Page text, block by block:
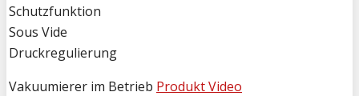
Schutzfunktion
Sous Vide
Druckregulierung
Vakuumierer im Betrieb Produkt Video